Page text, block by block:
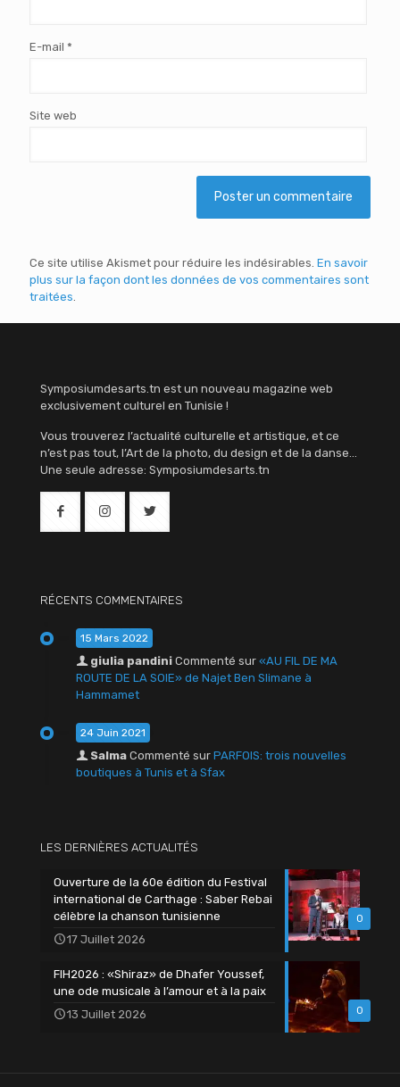
E-mail *
Site web
Ce site utilise Akismet pour réduire les indésirables. En savoir
plus sur la façon dont les données de vos commentaires sont
traitées
Symposiumdesarts.tn est un nouveau magazine web
exclusivement culturel en Tunisie !
Vous trouverez l’actualité culturelle et artistique, et ce
n’est pas tout, l’Art de la photo, du design et de la danse…
Une seule adresse: Symposiumdesarts.tn
RÉCENTS COMMENTAIRES
15 Mars 2022
giulia pandini Commenté sur «AU FIL DE MA
ROUTE DE LA SOIE» de Najet Ben Slimane à
Hammamet
24 Juin 2021
Salma Commenté sur PARFOIS: trois nouvelles
boutiques à Tunis et à Sfax
LES DERNIÈRES ACTUALITÉS
0
Ouverture de la 60e édition du Festival
international de Carthage : Saber Rebai
célèbre la chanson tunisienne
17 Juillet 2026
0
FIH2026 : «Shiraz» de Dhafer Youssef,
une ode musicale à l’amour et à la paix
13 Juillet 2026